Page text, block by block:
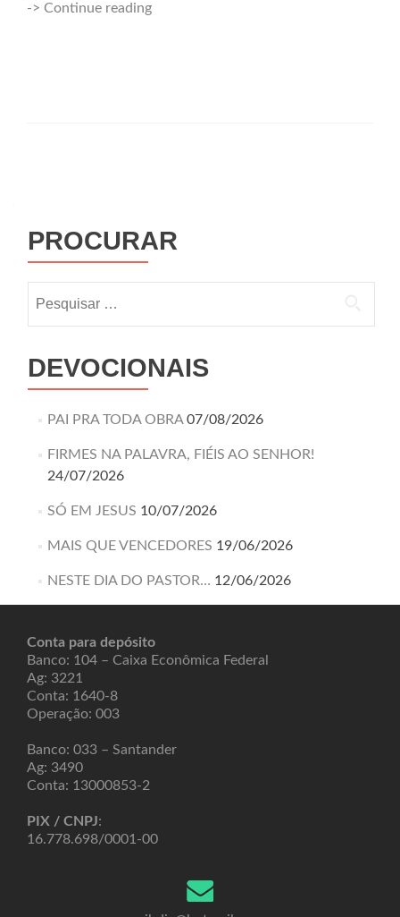
-> Continue reading
PROCURAR
DEVOCIONAIS
PAI PRA TODA OBRA 07/08/2026
FIRMES NA PALAVRA, FIÉIS AO SENHOR!
24/07/2026
SÓ EM JESUS 10/07/2026
MAIS QUE VENCEDORES 19/06/2026
NESTE DIA DO PASTOR… 12/06/2026
Conta para depósito
Banco: 104 – Caixa Econômica Federal
Ag: 3221
Conta: 1640-8
Operação: 003
Banco: 033 – Santander
Ag: 3490
Conta: 13000853-2
PIX / CNPJ:
16.778.698/0001-00